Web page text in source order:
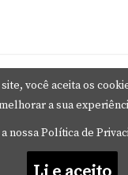
você aceita os
a sua
nossa Política de